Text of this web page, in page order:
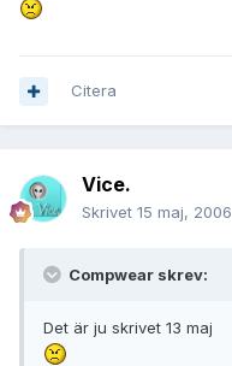
Citera
Vice.
Skrivet 15 maj, 2006
Compwear skrev:
Det är ju skrivet 13 maj